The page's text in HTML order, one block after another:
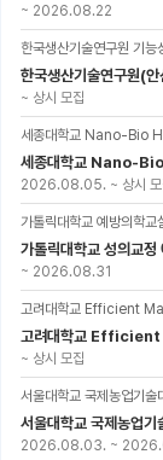
~ 2026.08.22
한국생산기술연구원 기능
한국생산기술연구원(
~ 상시 모집
세종대학교 Nano-Bio
세종대학교 Nano-
2026.08.05. ~ 상시
가톨릭대학교 예방의학교
가톨릭대학교 성의교정
~ 2026.08.31
고려대학교 Efficient
고려대학교
~ 상시 모집
서울대학교 국제농업기술
서울대학교 국제농업기
2026.08.03. ~